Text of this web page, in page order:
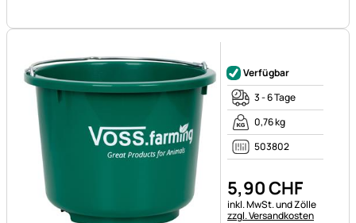
Verfügbar
3 - 6 Tage
0,76 kg
503802
5,90CHF
Steuerhinweis:
inkl. MwSt. und Zölle
zzgl. Versandkosten